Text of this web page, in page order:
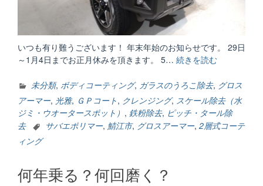
いつも有り難うございます！ 年末年始のお知らせです。 29日
～1月4日までお正月休みを頂きます。 5… 続きを読む
年
始・
営
業
の
未分類, ボディコーティング, ガラスのうろこ除去, グロス
アーマー, 光雅, ＧＰコート, クレンジング, スケール除去（水
ジミ・ウオータースポット） , 鉄粉除去, ピッチ・タール除
去
サバエポリマー, 鯖江市, グロスアーマー, 2層式コーテ
ィング
何年乗る？何回磨く？